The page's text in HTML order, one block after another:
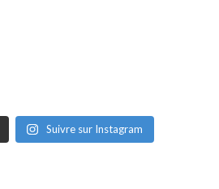
Suivre sur Instagram